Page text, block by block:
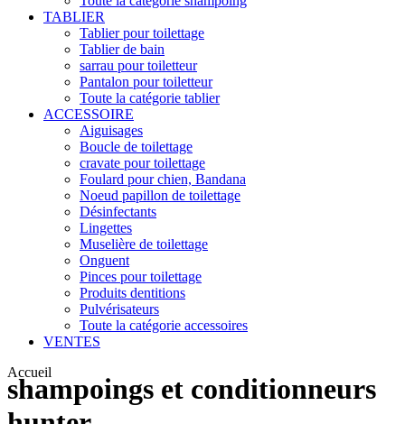
TABLIER
Tablier pour toilettage
Tablier de bain
sarrau pour toiletteur
Pantalon pour toiletteur
Toute la catégorie tablier
ACCESSOIRE
Aiguisages
Boucle de toilettage
cravate pour toilettage
Foulard pour chien, Bandana
Noeud papillon de toilettage
Désinfectants
Lingettes
Muselière de toilettage
Onguent
Pinces pour toilettage
Produits dentitions
Pulvérisateurs
Toute la catégorie accessoires
VENTES
Accueil
shampoings et conditionneurs